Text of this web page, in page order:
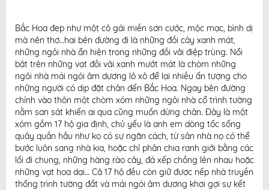
Bắc Hoa đẹp như một cô gái miền sơn cước, mộc mạc, bình dị
mà nên thơ…hai bên đường đi là những đồi cây xanh mát,
những ngôi nhà ẩn hiện trong những đồi vải điệp trùng. Nổi
bật trên những vạt đồi vải xanh mướt mát là chòm những
ngôi nhà mái ngói âm dương lô xô để lại nhiều ấn tượng cho
những người có dịp đặt chân đến Bắc Hoa. Ngay bên đường
chính vào thôn một chòm xóm những ngôi nhà cổ trình tường
nằm san sát khiến ai qua cũng muốn dừng chân. Đây là một
xóm gồm 17 hộ gia định, chủ yếu là anh em dòng tốc sống
quây quần hầu như ko có sự ngăn cách, từ sân nhà nọ có thể
bước luôn sang nhà kia, hoặc chỉ phân chia ranh giới bằng các
lối đi chung, những hàng rào cây, đá xếp chồng lên nhau hoặc
những vạt hoa dại… Cả 17 hộ đều còn giữ được nếp nhà truyền
thống trình tường đất và mái ngói âm dương khơi gợi sự kết